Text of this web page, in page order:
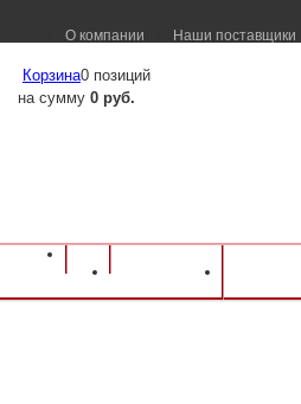
О компании Наши поставщики
Корзина0 позиций
на сумму 0 руб.
Оборудование для ресторанов и кафе